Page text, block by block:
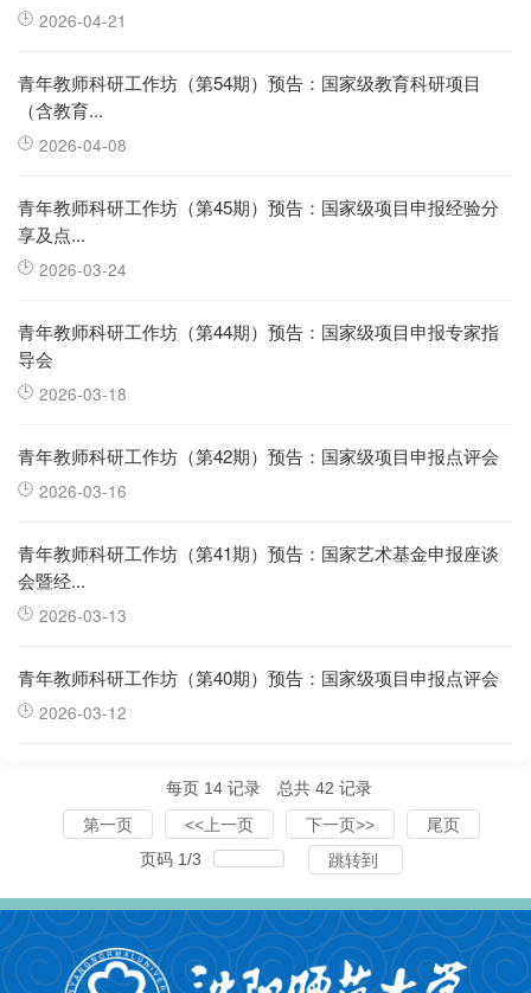
2026-04-21
青年教师科研工作坊（第54期）预告：国家级教育科研项目
（含教育...
2026-04-08
青年教师科研工作坊（第45期）预告：国家级项目申报经验分
享及点...
2026-03-24
青年教师科研工作坊（第44期）预告：国家级项目申报专家指
导会
2026-03-18
青年教师科研工作坊（第42期）预告：国家级项目申报点评会
2026-03-16
青年教师科研工作坊（第41期）预告：国家艺术基金申报座谈
会暨经...
2026-03-13
青年教师科研工作坊（第40期）预告：国家级项目申报点评会
2026-03-12
每页 14 记录 总共 42 记录
第一页
<<上一页 下一页>>
尾页
页码 1/3 跳转到